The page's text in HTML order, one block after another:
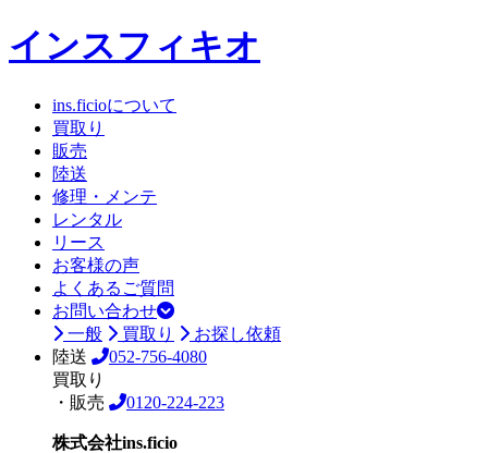
インスフィキオ
ins.ficioについて
買取り
販売
陸送
修理・メンテ
レンタル
リース
お客様の声
よくあるご質問
お問い合わせ
一般
買取り
お探し依頼
陸送
052-756-4080
買取り
・販売
0120-224-223
株式会社ins.ficio